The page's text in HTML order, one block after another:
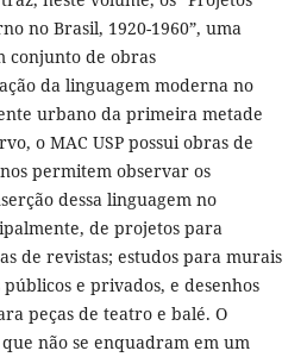
no Brasil, 1920-1960”, uma
conjunto de obras
da linguagem moderna no
urbano da primeira metade
o MAC USP possui obras de
permitem observar os
dessa linguagem no
de projetos para
de revistas; estudos para murais
e privados, e desenhos
peças de teatro e balé. O
não se enquadram em um